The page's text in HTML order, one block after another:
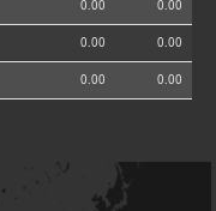
0.00 0.00
0.00 0.00
0.00 0.00